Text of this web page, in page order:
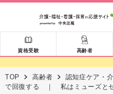
資格受験 高齢者
TOP 高齢者 認知症ケア・
で回復する ｜ 私はミューズと